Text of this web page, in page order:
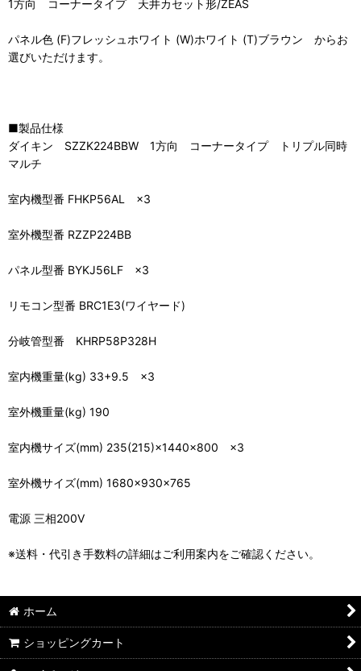
1方向 コーナータイプ 天井カセット形/ZEAS
パネル色 (F)フレッシュホワイト (W)ホワイト (T)ブラウン からお
選びいただけます。
■製品仕様
ダイキン SZZK224BBW 1方向 コーナータイプ トリプル同時
マルチ
室内機型番 FHKP56AL ×3
室外機型番 RZZP224BB
パネル型番 BYKJ56LF ×3
リモコン型番 BRC1E3(ワイヤード)
分岐管型番 KHRP58P328H
室内機重量(kg) 33+9.5 ×3
室外機重量(kg) 190
室内機サイズ(mm) 235(215)×1440×800 ×3
室外機サイズ(mm) 1680×930×765
電源 三相200V
※送料・代引き手数料の詳細はご利用案内をご確認ください。
ホーム
ショッピングカート